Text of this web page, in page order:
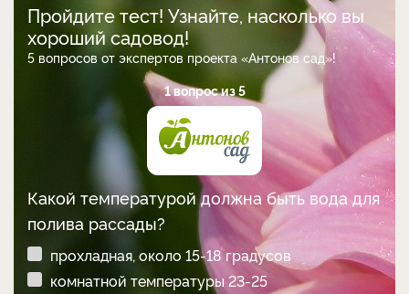
Пройдите тест! Узнайте, насколько вы
хороший садовод!
5 вопросов от экспертов проекта «Антонов сад»!
1 вопрос из 5
Какой температурой должна быть вода для
полива рассады?
прохладная, около 15-18 градусов
комнатной температуры 23-25